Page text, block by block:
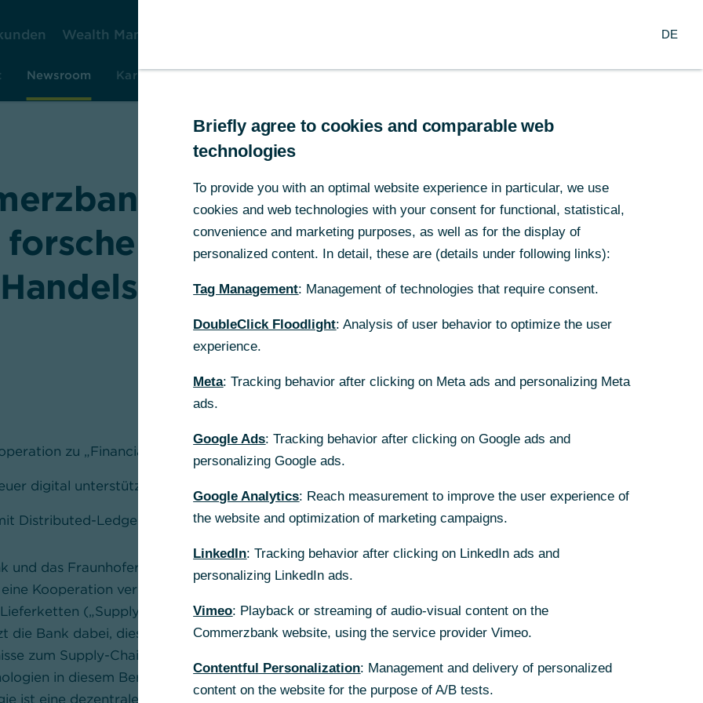
Wealth Management
Newsroom Karriere Investor Relations Research Service
und Fraunhofer-
forschen gemeinsam zu
Handelsfinanzierung
zu „Financial Supply Chain Management 2025“ gestartet
digital unterstützter Geschäftsmodelle im Fokus
Distributed-Ledger- und Blockchain-Technologien
und das Fraunhofer-Institut für Materialfluss und Logistik IML in
Kooperation vereinbart. Im Kern dieser Kooperation sollen
(„Supply Chains“) der Zukunft entwickelt werden. Das
die Bank dabei, diese Prozesse zu orchestrieren und liefert zugleich
zum Supply-Chain-Management und dem möglichen Einsatz von
in diesem Bereich. Die Blockchain- oder auch Distributed-
ist eine dezentrale Datenstruktur und zum Beispiel Grundlage für
DE
Briefly agree to cookies and comparable web
technologies
To provide you with an optimal website experience in particular, we use
cookies and web technologies with your consent for functional, statistical,
convenience and marketing purposes, as well as for the display of
personalized content. In detail, these are (details under following links):
Tag Management: Management of technologies that require consent.
DoubleClick Floodlight: Analysis of user behavior to optimize the user
experience.
Meta: Tracking behavior after clicking on Meta ads and personalizing Meta
ads.
Google Ads: Tracking behavior after clicking on Google ads and
personalizing Google ads.
Google Analytics: Reach measurement to improve the user experience of
the website and optimization of marketing campaigns.
LinkedIn: Tracking behavior after clicking on LinkedIn ads and
personalizing LinkedIn ads.
Vimeo: Playback or streaming of audio-visual content on the
Commerzbank website, using the service provider Vimeo.
Contentful Personalization: Management and delivery of personalized
content on the website for the purpose of A/B tests.